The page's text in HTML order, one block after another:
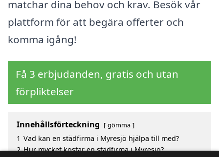
matchar dina behov och krav. Besök vår
plattform för att begära offerter och
komma igång!
Få 3 erbjudanden, gratis och utan
förpliktelser
Innehållsförteckning gömma
1 Vad kan en städfirma i Myresjö hjälpa till med?
2 Hur mycket kostar en städfirma i Myresjö?